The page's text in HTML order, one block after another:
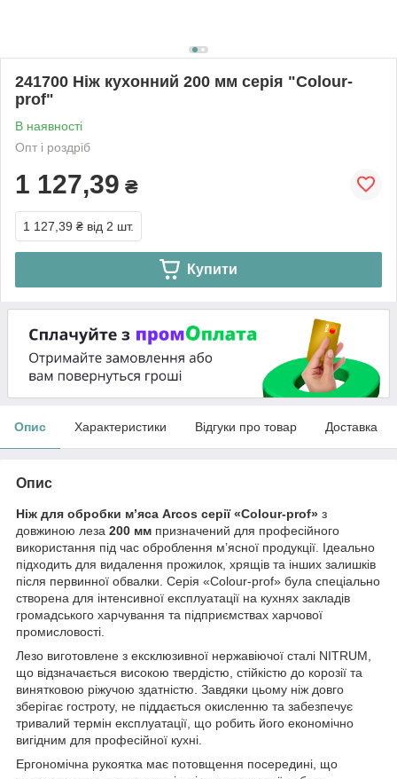
241700 Ніж кухонний 200 мм серія "Сolour-
prof"
В наявності
Опт і роздріб
1 127,39 ₴
1 127,39 ₴ від 2 шт.
Купити
Опис Характеристики Відгуки про товар Доставка
Опис
Ніж для обробки м’яса Arcos серії «Сolour-prof» з
довжиною леза 200 мм призначений для професійного
використання під час оброблення м’ясної продукції. Ідеально
підходить для видалення прожилок, хрящів та інших залишків
після первинної обвалки. Серія «Сolour-prof» була спеціально
створена для інтенсивної експлуатації на кухнях закладів
громадського харчування та підприємствах харчової
промисловості.
Лезо виготовлене з ексклюзивної нержавіючої сталі NITRUM,
що відзначається високою твердістю, стійкістю до корозії та
винятковою ріжучою здатністю. Завдяки цьому ніж довго
зберігає гостроту, не піддається окисленню та забезпечує
тривалий термін експлуатації, що робить його економічно
вигідним для професійної кухні.
Ергономічна рукоятка має потовщення посередині, що